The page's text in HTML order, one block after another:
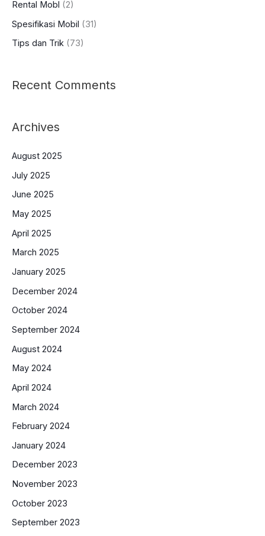
Rental Mobl (2)
Spesifikasi Mobil (31)
Tips dan Trik (73)
Recent Comments
Archives
August 2025
July 2025
June 2025
May 2025
April 2025
March 2025
January 2025
December 2024
October 2024
September 2024
August 2024
May 2024
April 2024
March 2024
February 2024
January 2024
December 2023
November 2023
October 2023
September 2023